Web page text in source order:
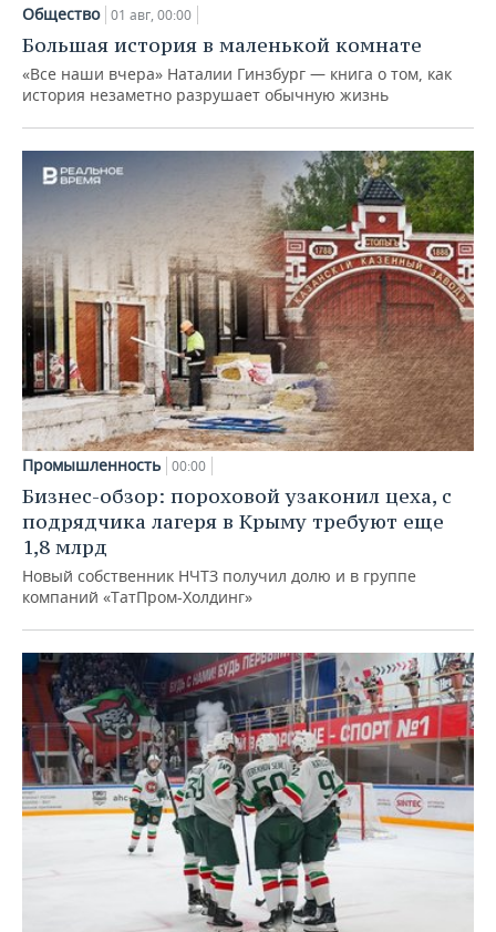
Общество 01 авг, 00:00
Большая история в маленькой комнате
«Все наши вчера» Наталии Гинзбург — книга о том, как
история незаметно разрушает обычную жизнь
Промышленность 00:00
Бизнес-обзор: пороховой узаконил цеха, с
подрядчика лагеря в Крыму требуют еще
1,8 млрд
Новый собственник НЧТЗ получил долю и в группе
компаний «ТатПром-Холдинг»